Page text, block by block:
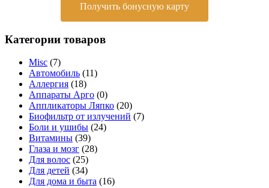
Получить бонусную карту
Категории товаров
Misc (7)
Автомобиль (11)
Аллергия (18)
Аппараты Арго (0)
Аппликаторы Ляпко (20)
Биофильтр от излучений (7)
Боли и ушибы (24)
Витамины (39)
Глаза и мозг (28)
Для волос (25)
Для детей (34)
Для дома и быта (16)